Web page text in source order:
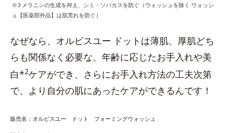
※3 メラニンの生成を抑え、シミ・ソバカスを防ぐ（ウォッシュを除く ウォッシ
ュ【医薬部外品】は肌荒れを防ぐ）
なぜなら、オルビスユー ドットは薄肌、厚肌どち
らも関係なく必要な、年齢に応じたお手入れや美
白*2ケアができ、さらにお手入れ方法の工夫次第
で、より自分の肌にあったケアができるんです！
販売名：オルビスユー ドット フォーミングウォッシュ